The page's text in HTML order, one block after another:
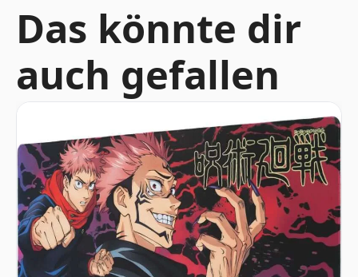
Das könnte dir
auch gefallen